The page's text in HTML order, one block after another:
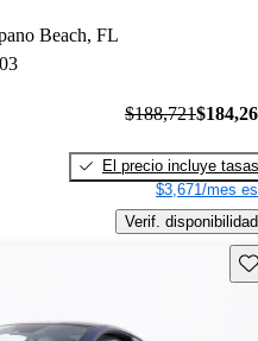
Beach, FL
$188,721
El precio incluye tasas
$3,671/mes
Verif. disponibilidad